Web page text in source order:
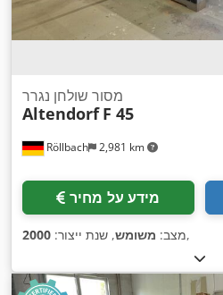
Röllbach 2,981 km
מסור שולחן נגרר
Altendorf F 45
מידע על מחיר
מצב: משומש, שנת ייצור: 2000 ,